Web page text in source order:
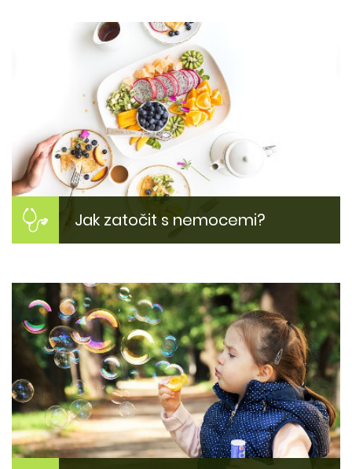
Jak zatočit s nemocemi?
Jak si zlepšit zdraví?
Inspirujte se našimi tipy jak zlepšit svůj zdravotní
stav. Proč jsme nemocní? Jak být zase fit?
Více zde...